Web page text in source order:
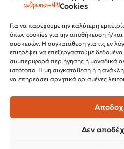
Cookies
Για να παρέχουμε την καλύτερη
όπως cookies για την αποθήκευση ή/
συσκευών. Η συγκατάθεση για τις εν
επιτρέψει να επεξεργαστούμε
συμπεριφορά περιήγησης ή μοναδικά
ιστότοπο. Η μη συγκατάθεση ή η
να επηρεάσει αρνητικά ορισμένες
Δεν
Fax: 210 32
Εγνατίας 112, 3ος
Ώρες
Δευτέρα –